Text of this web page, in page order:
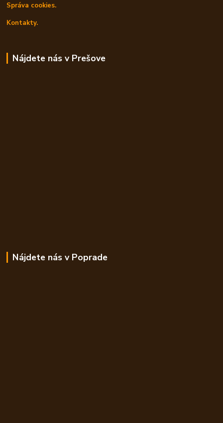
Správa cookies.
Kontakty.
Nájdete nás v Prešove
Nájdete nás v Poprade